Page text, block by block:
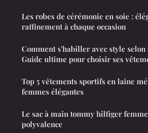
Les robes de cérémonie en soie :
raffinement à chaque occasion
Comment s'habiller avec style selon
Guide ultime pour choisir ses
Top 5 vêtements sportifs en laine
femmes élégantes
Le sac à main tommy hilfiger
polyvalence